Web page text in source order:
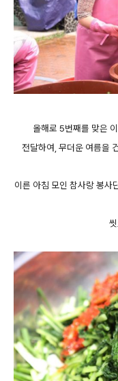
올해로 5번째를 맞은
전달하여, 무더운 여름을
이른 아침 모인 참사랑 봉사